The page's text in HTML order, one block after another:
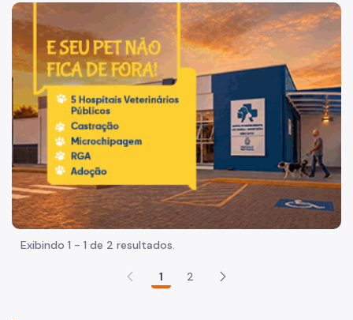
Acesso à Informação
Participação Social
Quadro de Serviços
Acesso à Proteção de Dados Pessoais
A Secretaria
Agenda do Secretário
Fale Conosco
Organização
Sala de Imprensa
Imagem de um cachorro caramelo e uma gata rajada,
Exibindo 1 - 1 de 2 resultados.
1 2